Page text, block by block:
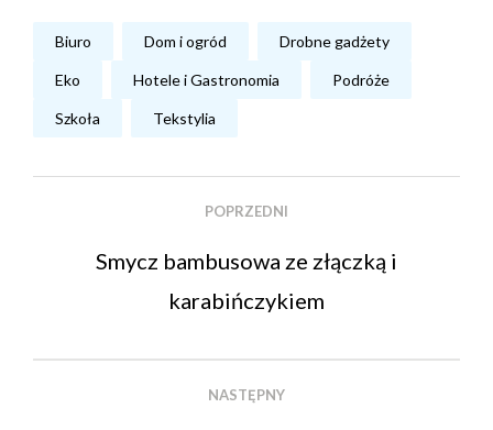
Biuro Dom i ogród Drobne gadżety
Eko Hotele i Gastronomia Podróże
Szkoła Tekstylia
POPRZEDNI
Smycz bambusowa ze złączką i
karabińczykiem
NASTĘPNY